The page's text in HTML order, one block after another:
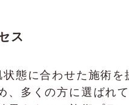
ス
態に合わせた施術
多くの方に選ばれ